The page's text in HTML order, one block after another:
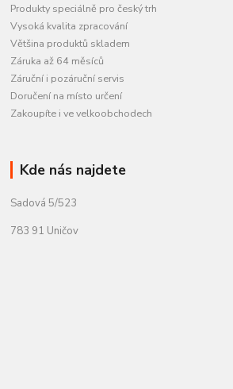
Produkty speciálně pro český trh
Vysoká kvalita zpracování
Většina produktů skladem
Záruka až 64 měsíců
Záruční i pozáruční servis
Doručení na místo určení
Zakoupíte i ve velkoobchodech
Kde nás najdete
Sadová 5/523
783 91 Uničov